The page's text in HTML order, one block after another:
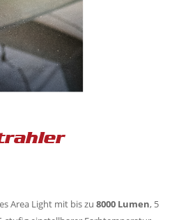
Area Light mit bis zu 8000 Lumen, 5